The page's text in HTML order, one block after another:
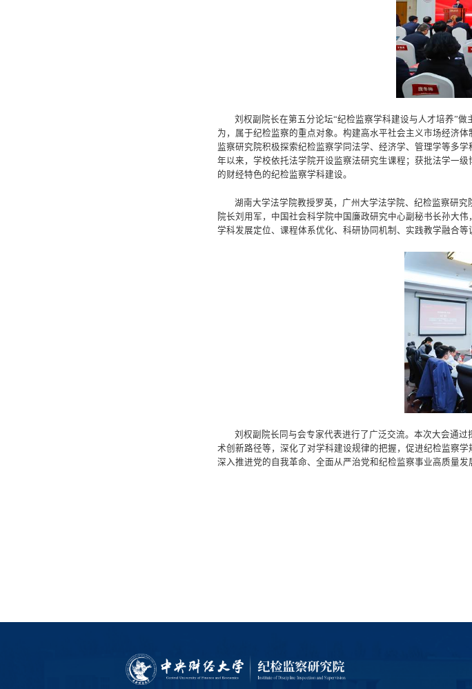
刘权副院长在第五分论坛“纪检监察学科建设与人才培养”
为，属于纪检监察的重点对象。构建高水平社会主义市场经济
监察研究院积极探索纪检监察学同法学、经济学、管理学等多
年以来，学校依托法学院开设监察法研究生课程；获批法学一
的财经特色的纪检监察学科建设。
湖南大学法学院教授罗英，广州大学法学院、纪检监察研
院长刘用军，中国社会科学院中国廉政研究中心副秘书长孙大
学科发展定位、课程体系优化、科研协同机制、实践教学融合等
刘权副院长同与会专家代表进行了广泛交流。本次大会通
术创新路径等，深化了对学科建设规律的把握，促进纪检监察
深入推进党的自我革命、全面从严治党和纪检监察事业高质量发